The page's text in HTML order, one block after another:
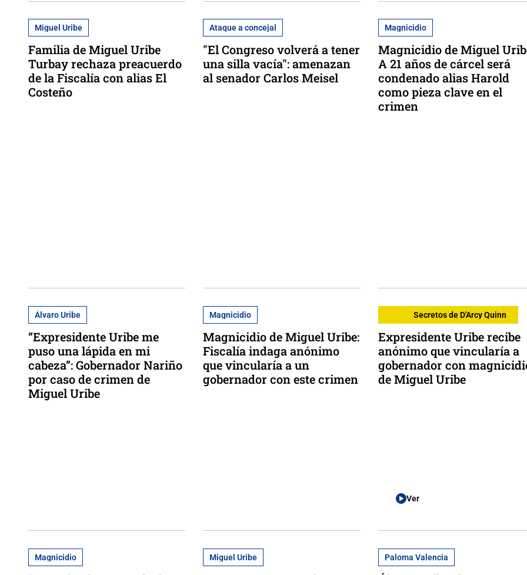
Miguel Uribe
Familia de Miguel Uribe
Turbay rechaza preacuerdo
de la Fiscalía con alias El
Costeño
Ataque a concejal
"El Congreso volverá a tener
una silla vacía": amenazan
al senador Carlos Meisel
Magnicidio
Magnicidio de Miguel
A 21 años de cárcel será
condenado alias Harold
como pieza clave en el
crimen
Álvaro Uribe
“Expresidente Uribe me
puso una lápida en mi
cabeza”: Gobernador Nariño
por caso de crimen de
Miguel Uribe
Magnicidio
Magnicidio de Miguel Uribe:
Fiscalía indaga anónimo
que vincularía a un
gobernador con este crimen
Secretos de D'Arcy Quinn
Expresidente Uribe recibe
anónimo que vincularía a
gobernador con
de Miguel Uribe
Ver
Magnicidio Miguel Uribe Paloma Valencia